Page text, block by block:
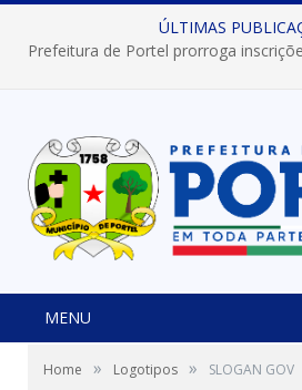
ÚLTIMAS
MENU
Home » Logotipos » SLOGAN GOV